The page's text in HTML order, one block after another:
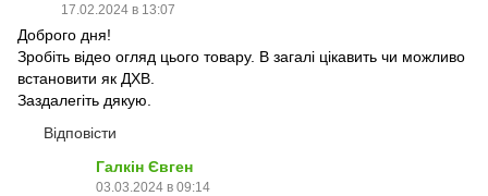
17.02.2024 в 13:07
Доброго дня!
Зробіть відео огляд цього товару. В загалі цікавить чи можливо
встановити як ДХВ.
Заздалегіть дякую.
Відповісти
Галкін Євген
03.03.2024 в 09:14